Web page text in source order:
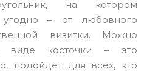
на котором
– от любовного
визитки. Можно
виде косточки – это
подойдет для всех, кто